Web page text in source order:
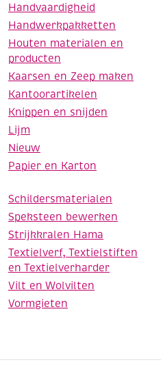
Handvaardigheid
Handwerkpakketten
Houten materialen en
producten
Kaarsen en Zeep maken
Kantoorartikelen
Knippen en snijden
Lijm
Nieuw
Papier en Karton
Schildersmaterialen
Speksteen bewerken
Strijkkralen Hama
Textielverf, Textielstiften
en Textielverharder
Vilt en Wolvilten
Vormgieten